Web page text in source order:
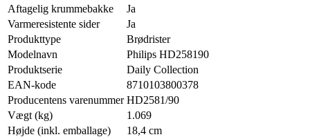
Aftagelig krummebakke
Ja
Varmeresistente sider
Ja
Produkttype
Brødrister
Modelnavn
Philips HD258190
Produktserie
Daily Collection
EAN-kode
8710103800378
Producentens varenummer HD2581/90
Vægt (kg)
1.069
Højde (inkl. emballage)
18,4 cm